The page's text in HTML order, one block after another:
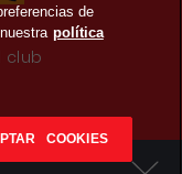
club
de
política
COOKIES